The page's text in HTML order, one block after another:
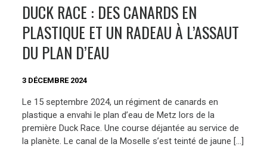
DUCK RACE : DES CANARDS EN
PLASTIQUE ET UN RADEAU À L’ASSAUT
DU PLAN D’EAU
3 DÉCEMBRE 2024
Le 15 septembre 2024, un régiment de canards en
plastique a envahi le plan d’eau de Metz lors de la
première Duck Race. Une course déjantée au service de
la planète. Le canal de la Moselle s’est teinté de jaune […]